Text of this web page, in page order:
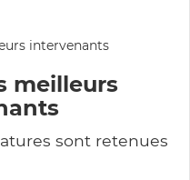
meilleurs
sont retenues